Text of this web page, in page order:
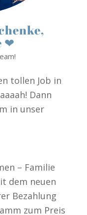
❤
tollen Job in
Dann
in unser
– Familie
dem neuen
Bezahlung
zum Preis